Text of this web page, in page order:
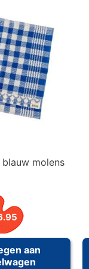
blauw molens
aan